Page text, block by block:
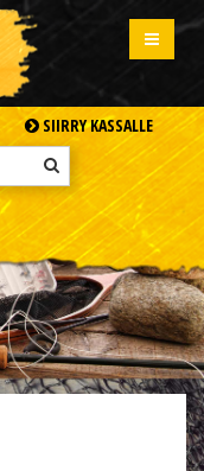
SIIRRY KASSALLE